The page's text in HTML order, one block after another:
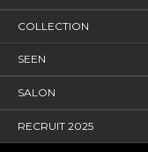
COLLECTION
SEEN
SALON
RECRUIT 2025